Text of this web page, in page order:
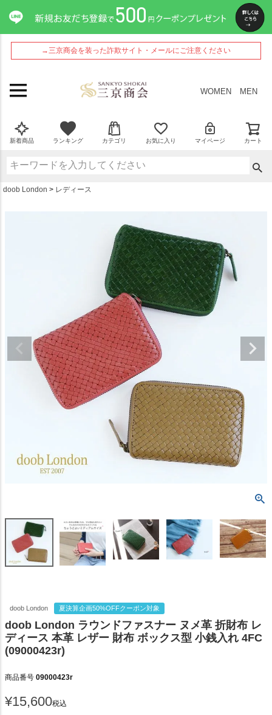
→三京商会を装った詐欺サイト・メールにご注意ください
WOMEN MEN
新着商品 ランキング カテゴリ お気に入り マイページ カート
doob London レディース
doob London 夏決算企画50%OFFクーポン対象
doob London ラウンドファスナー ヌメ革 折財布 レ
ディース 本革 レザー 財布 ボックス型 小銭入れ 4FC
(09000423r)
商品番号 09000423r
¥15,600税込
ペー
ジト
ップ
へ